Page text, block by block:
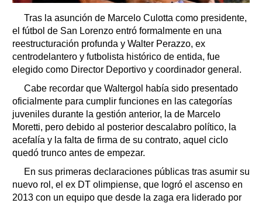
Tras la asunción de Marcelo Culotta como presidente,
el fútbol de San Lorenzo entró formalmente en una
reestructuración profunda y Walter Perazzo, ex
centrodelantero y futbolista histórico de entida, fue
elegido como Director Deportivo y coordinador general.
Cabe recordar que Waltergol había sido presentado
oficialmente para cumplir funciones en las categorías
juveniles durante la gestión anterior, la de Marcelo
Moretti, pero debido al posterior descalabro político, la
acefalía y la falta de firma de su contrato, aquel ciclo
quedó trunco antes de empezar.
En sus primeras declaraciones públicas tras asumir su
nuevo rol, el ex DT olimpiense, que logró el ascenso en
2013 con un equipo que desde la zaga era liderado por